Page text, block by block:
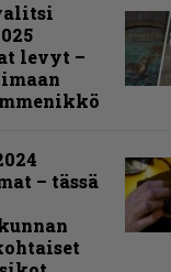
levyt –
– tässä